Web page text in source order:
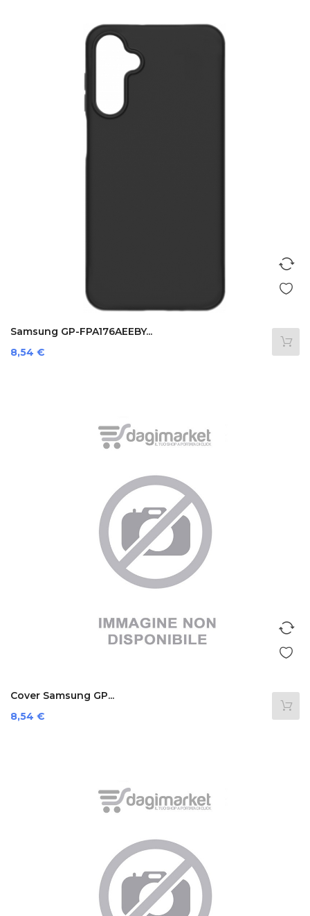
Samsung GP-FPA176AEEBY...
Prezzo
8,54 €
Cover Samsung GP...
Prezzo
8,54 €